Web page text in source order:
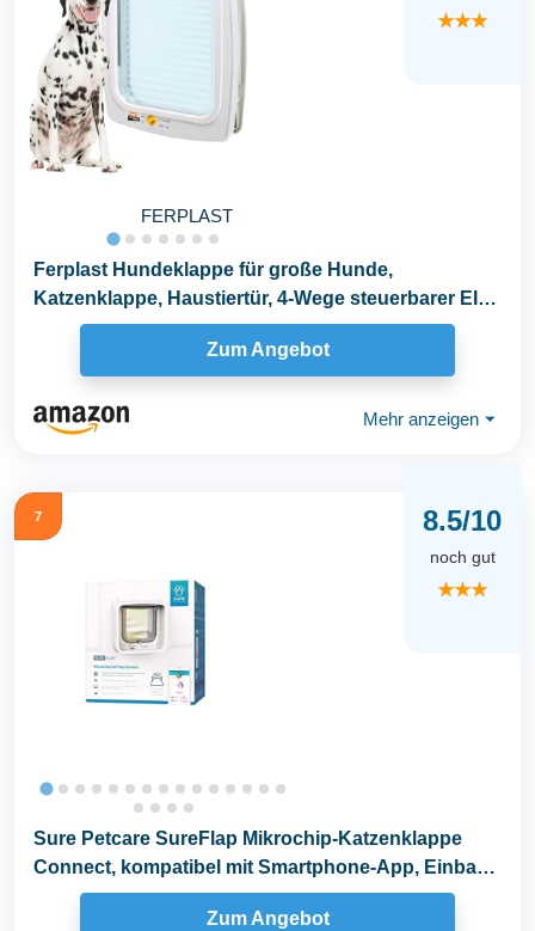
FERPLAST
★★★
Ferplast Hundeklappe für große Hunde,
Katzenklappe, Haustiertür, 4-Wege steuerbarer EIN-
und...
Zum Angebot
Mehr anzeigen ⏷
7 8.5/10
noch gut
★★★
Sure Petcare SureFlap Mikrochip-Katzenklappe
Connect, kompatibel mit Smartphone-App, Einbau
Zum Angebot